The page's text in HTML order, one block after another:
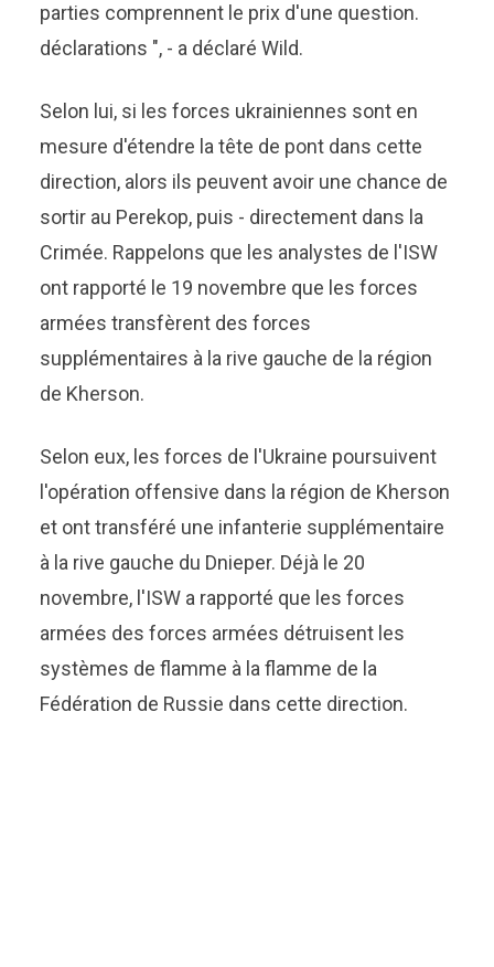
parties comprennent le prix d'une question.
déclarations ", - a déclaré Wild.
Selon lui, si les forces ukrainiennes sont en
mesure d'étendre la tête de pont dans cette
direction, alors ils peuvent avoir une chance de
sortir au Perekop, puis - directement dans la
Crimée. Rappelons que les analystes de l'ISW
ont rapporté le 19 novembre que les forces
armées transfèrent des forces
supplémentaires à la rive gauche de la région
de Kherson.
Selon eux, les forces de l'Ukraine poursuivent
l'opération offensive dans la région de Kherson
et ont transféré une infanterie supplémentaire
à la rive gauche du Dnieper. Déjà le 20
novembre, l'ISW a rapporté que les forces
armées des forces armées détruisent les
systèmes de flamme à la flamme de la
Fédération de Russie dans cette direction.